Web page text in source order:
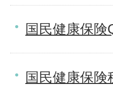
国民健康保
国民健康保